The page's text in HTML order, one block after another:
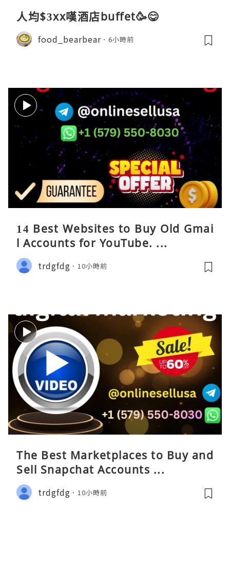
人均$3xx嘆酒店buffet🥳😋
food_bearbear 6小時前
14 Best Websites to Buy Old Gmai
l Accounts for YouTube. ...
trdgfdg 10小時前
The Best Marketplaces to Buy and
Sell Snapchat Accounts ...
trdgfdg 10小時前